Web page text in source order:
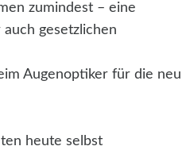
zumindest – eine
gesetzlichen
Augenoptiker für die neu
heute selbst